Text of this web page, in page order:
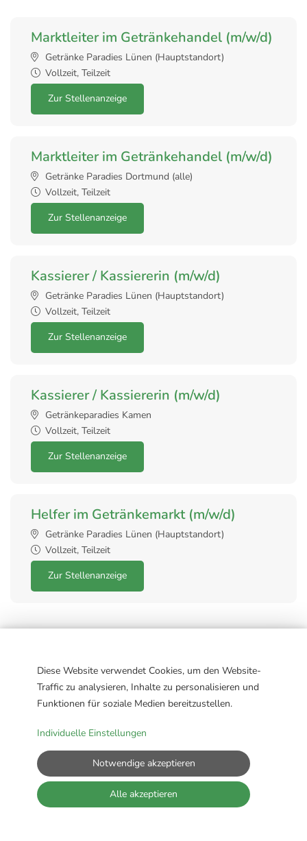
Marktleiter im Getränkehandel (m/w/d)
Getränke Paradies Lünen (Hauptstandort)
Vollzeit, Teilzeit
Zur Stellenanzeige
Marktleiter im Getränkehandel (m/w/d)
Getränke Paradies Dortmund (alle)
Vollzeit, Teilzeit
Zur Stellenanzeige
Kassierer / Kassiererin (m/w/d)
Getränke Paradies Lünen (Hauptstandort)
Vollzeit, Teilzeit
Zur Stellenanzeige
Kassierer / Kassiererin (m/w/d)
Getränkeparadies Kamen
Vollzeit, Teilzeit
Zur Stellenanzeige
Helfer im Getränkemarkt (m/w/d)
Getränke Paradies Lünen (Hauptstandort)
Vollzeit, Teilzeit
Zur Stellenanzeige
ImpressumDatenschutzCookie-Einstellungen
Diese Website verwendet Cookies, um den Website-
Traffic zu analysieren, Inhalte zu personalisieren und
Funktionen für soziale Medien bereitzustellen.
Individuelle Einstellungen
Notwendige akzeptieren
Alle akzeptieren